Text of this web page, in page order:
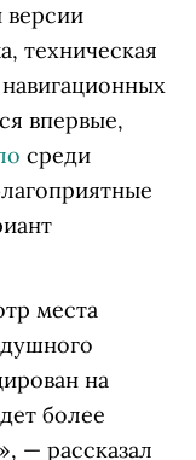
версии
техническая
впервые,
среди
места
на
более
— рассказал